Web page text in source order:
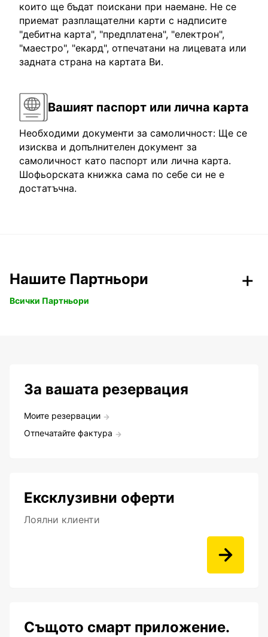
които ще бъдат поискани при наемане. Не се
приемат разплащателни карти с надписите
"дебитна карта", "предплатена", "електрон",
"маестро", "екард", отпечатани на лицевата или
задната страна на картата Ви.
Вашият паспорт или лична карта
Необходими документи за самоличност: Ще се
изисква и допълнителен документ за
самоличност като паспорт или лична карта.
Шофьорската книжка сама по себе си не е
достатъчна.
Нашите Партньори
Всички Партньори
За вашата резервация
Моите резервации
Отпечатайте фактура
Ексклузивни оферти
Лоялни клиенти
Същото смарт приложение.